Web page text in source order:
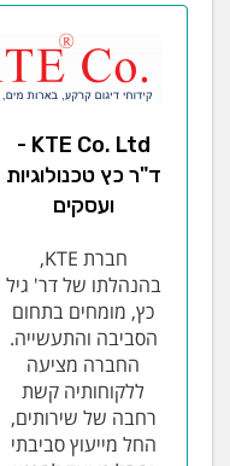
KTE Co. Ltd -
ד"ר כץ טכנולוגיות
ועסקים
חברת KTE,
בהנהלתו של דר' גיל
כץ, מומחים בתחום
הסביבה והתעשייה.
החברה מציעה
ללקוחותיה קשת
רחבה של שירותים,
החל מייעוץ סביבתי